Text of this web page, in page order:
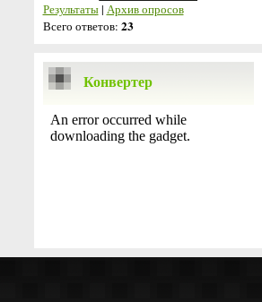
Результаты| Архив опросов
Всего ответов: 23
Конвертер